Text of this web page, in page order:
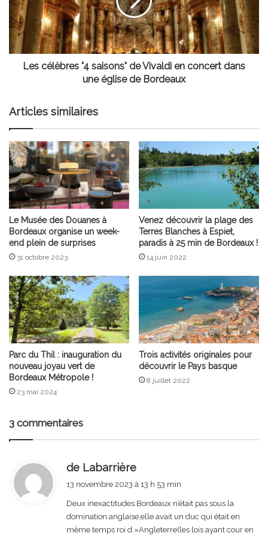
de
Vivaldi
en
concert
dans
Les célèbres "4 saisons" de Vivaldi en concert dans
une église de Bordeaux
Articles similaires
Le Musée des Douanes à
Bordeaux organise un week-
end plein de surprises
31 octobre 2023
Venez découvrir la plage des
Terres Blanches à Espiet,
paradis à 25 min de Bordeaux !
14 juin 2022
Parc du Thil : inauguration du
nouveau joyau vert de
Bordeaux Métropole !
23 mai 2024
Trois activités originales pour
découvrir le Pays basque
8 juillet 2022
3 commentaires
de Labarrière
:
13 novembre 2023 à 13 h 53 min
Deux inexactitudes:Bordeaux n’était pas sous la
domination anglaise,elle avait un duc qui était en
même temps roi d »Angleterre(les lois ayant cour en